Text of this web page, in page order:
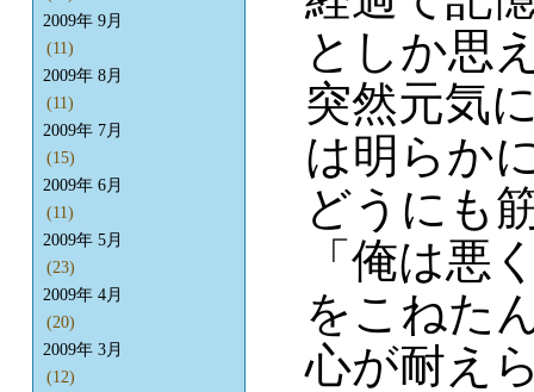
としか思
突然元気
は明らか
どうにも
「俺は悪
をこねた
心が耐え
2009年 9月
(11)
2009年 8月
(11)
2009年 7月
(15)
2009年 6月
(11)
2009年 5月
(23)
2009年 4月
(20)
2009年 3月
(12)